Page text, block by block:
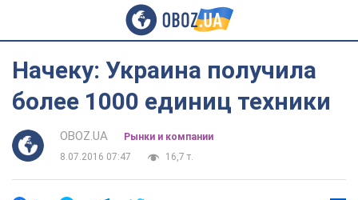
Начеку: Украина получила
более 1000 единиц техники
OBOZ.UA
Рынки и компании
8.07.2016 07:47
16,7 т.